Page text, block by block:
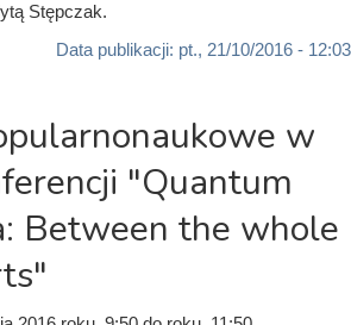
Stępczak.
Data publikacji: pt., 21/10/2016 - 12:03
w
"Quantum
Between the whole